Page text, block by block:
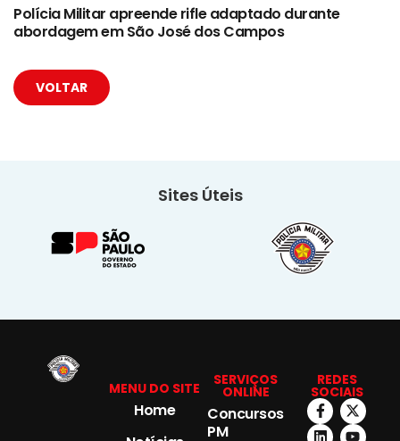
Polícia Militar apreende rifle adaptado durante
abordagem em São José dos Campos
VOLTAR
Sites Úteis
MENU DO SITE
Home
SERVIÇOS
ONLINE
Concursos
PM
REDES
SOCIAIS